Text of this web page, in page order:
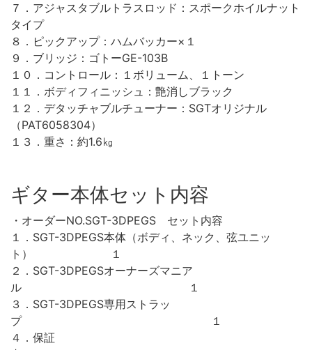
７．アジャスタブルトラスロッド：スポークホイルナット
タイプ
８．ピックアップ：ハムバッカー×１
９．ブリッジ：ゴトーGE-103B
１０．コントロール：１ボリューム、１トーン
１１．ボディフィニッシュ：艶消しブラック
１２．デタッチャブルチューナー：SGTオリジナル
（PAT6058304）
１３．重さ：約1.6㎏
ギター本体セット内容
・オーダーNO.SGT-3DPEGS セット内容
１．SGT-3DPEGS本体（ボディ、ネック、弦ユニッ
ト） １
２．SGT-3DPEGSオーナーズマニア
ル １
３．SGT-3DPEGS専用ストラッ
プ １
４．保証